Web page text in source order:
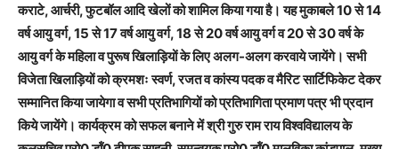
कराटे, आर्चरी, फुटबॉल आदि खेलों को शामिल किया गया है। यह मुकाबले 10 से 14
वर्ष आयु वर्ग, 15 से 17 वर्ष आयु वर्ग, 18 से 20 वर्ष आयु वर्ग व 20 से 30 वर्ष के
आयु वर्ग के महिला व पुरूष खिलाड़ियों के लिए अलग-अलग करवाये जायेंगे। सभी
विजेता खिलाड़ियों को क्रमशः स्वर्ण, रजत व कांस्य पदक व मैरिट सार्टिफिकेट देकर
सम्मानित किया जायेगा व सभी प्रतिभागियों को प्रतिभागिता प्रमाण पत्र भी प्रदान
किये जायेंगे। कार्यक्रम को सफल बनाने में श्री गुरु राम राय विश्वविद्यालय के